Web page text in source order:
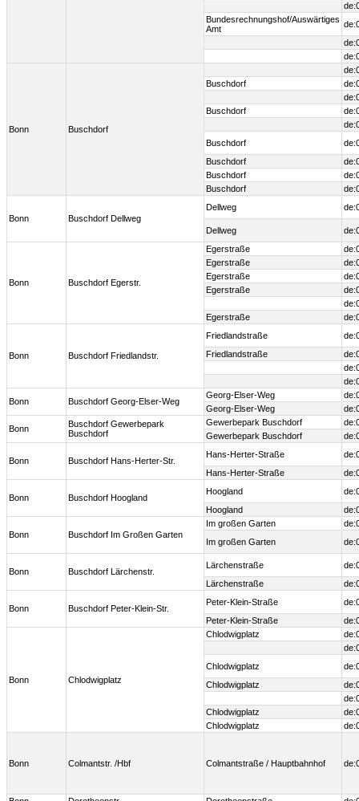
Bundesrechnungshof/Auswärtiges
Amt
Bonn Buschdorf
Buschdorf
Buschdorf
Buschdorf
Buschdorf
Buschdorf
Buschdorf
Bonn Buschdorf Dellweg
Dellweg
Dellweg
Bonn Buschdorf Egerstr.
Egerstraße
Egerstraße
Egerstraße
Egerstraße
Egerstraße
Bonn Buschdorf Friedlandstr.
Friedlandstraße
Friedlandstraße
Bonn Buschdorf Georg-Elser-Weg
Georg-Elser-Weg
Georg-Elser-Weg
Bonn
Buschdorf Gewerbepark
Buschdorf
Gewerbepark Buschdorf
Gewerbepark Buschdorf
Bonn Buschdorf Hans-Herter-Str.
Hans-Herter-Straße
Hans-Herter-Straße
Bonn Buschdorf Hoogland
Hoogland
Hoogland
Bonn Buschdorf Im Großen Garten
Im großen Garten
Im großen Garten
Bonn Buschdorf Lärchenstr.
Lärchenstraße
Lärchenstraße
Bonn Buschdorf Peter-Klein-Str.
Peter-Klein-Straße
Peter-Klein-Straße
Bonn Chlodwigplatz
Chlodwigplatz
Chlodwigplatz
Chlodwigplatz
Chlodwigplatz
Chlodwigplatz
Bonn Colmantstr. /Hbf Colmantstraße / Hauptbahnhof